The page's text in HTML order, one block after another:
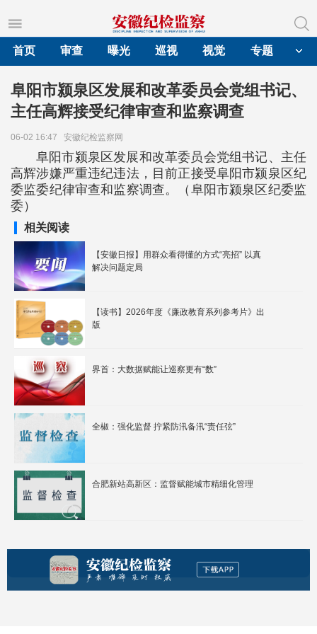
首页
审查 曝光 巡视 视觉 专题
阜阳市颍泉区发展和改革委员会党组书记、
主任高辉接受纪律审查和监察调查
06-02 16:47 安徽纪检监察网
阜阳市颍泉区发展和改革委员会党组书记、主任
高辉涉嫌严重违纪违法，目前正接受阜阳市颍泉区纪
委监委纪律审查和监察调查。（阜阳市颍泉区纪委监
委）
相关阅读
【安徽日报】用群众看得懂的方式“亮招” 以真
解决问题定局
【读书】2026年度《廉政教育系列参考片》出
版
界首：大数据赋能让巡察更有“数”
全椒：强化监督 拧紧防汛备汛“责任弦”
合肥新站高新区：监督赋能城市精细化管理